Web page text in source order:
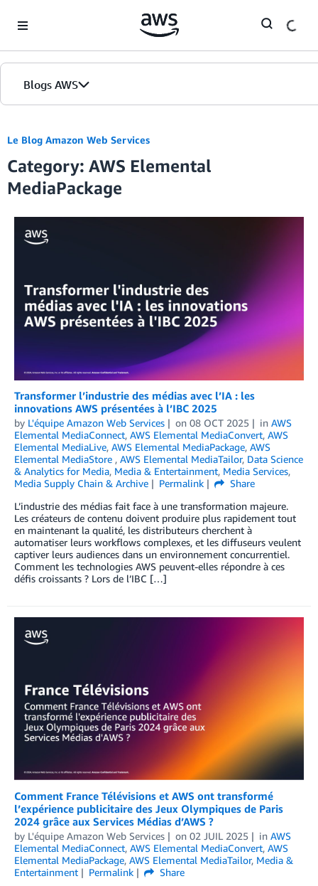
Blogs AWS
Accueil
Éditions
Le Blog Amazon Web Services
Category: AWS Elemental
MediaPackage
Transformer l’industrie des médias avec l’IA : les
innovations AWS présentées à l’IBC 2025
by L'équipe Amazon Web Services on 08 OCT 2025 in AWS
Elemental MediaConnect, AWS Elemental MediaConvert, AWS
Elemental MediaLive, AWS Elemental MediaPackage, AWS
Elemental MediaStore , AWS Elemental MediaTailor, Data Science
& Analytics for Media, Media & Entertainment, Media Services,
Media Supply Chain & Archive
Permalink
Share
L’industrie des médias fait face à une transformation majeure.
Les créateurs de contenu doivent produire plus rapidement tout
en maintenant la qualité, les distributeurs cherchent à
automatiser leurs workflows complexes, et les diffuseurs veulent
captiver leurs audiences dans un environnement concurrentiel.
Comment les technologies AWS peuvent-elles répondre à ces
défis croissants ? Lors de l’IBC […]
Comment France Télévisions et AWS ont transformé
l’expérience publicitaire des Jeux Olympiques de Paris
2024 grâce aux Services Médias d’AWS ?
by L'équipe Amazon Web Services on 02 JUIL 2025 in AWS
Elemental MediaConnect, AWS Elemental MediaConvert, AWS
Elemental MediaPackage, AWS Elemental MediaTailor, Media &
Entertainment
Permalink
Share